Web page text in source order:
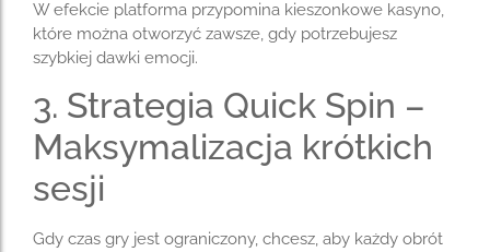
W efekcie platforma przypomina kieszonkowe kasyno,
które można otworzyć zawsze, gdy potrzebujesz
szybkiej dawki emocji.
3. Strategia Quick Spin –
Maksymalizacja krótkich
sesji
Gdy czas gry jest ograniczony, chcesz, aby każdy obrót